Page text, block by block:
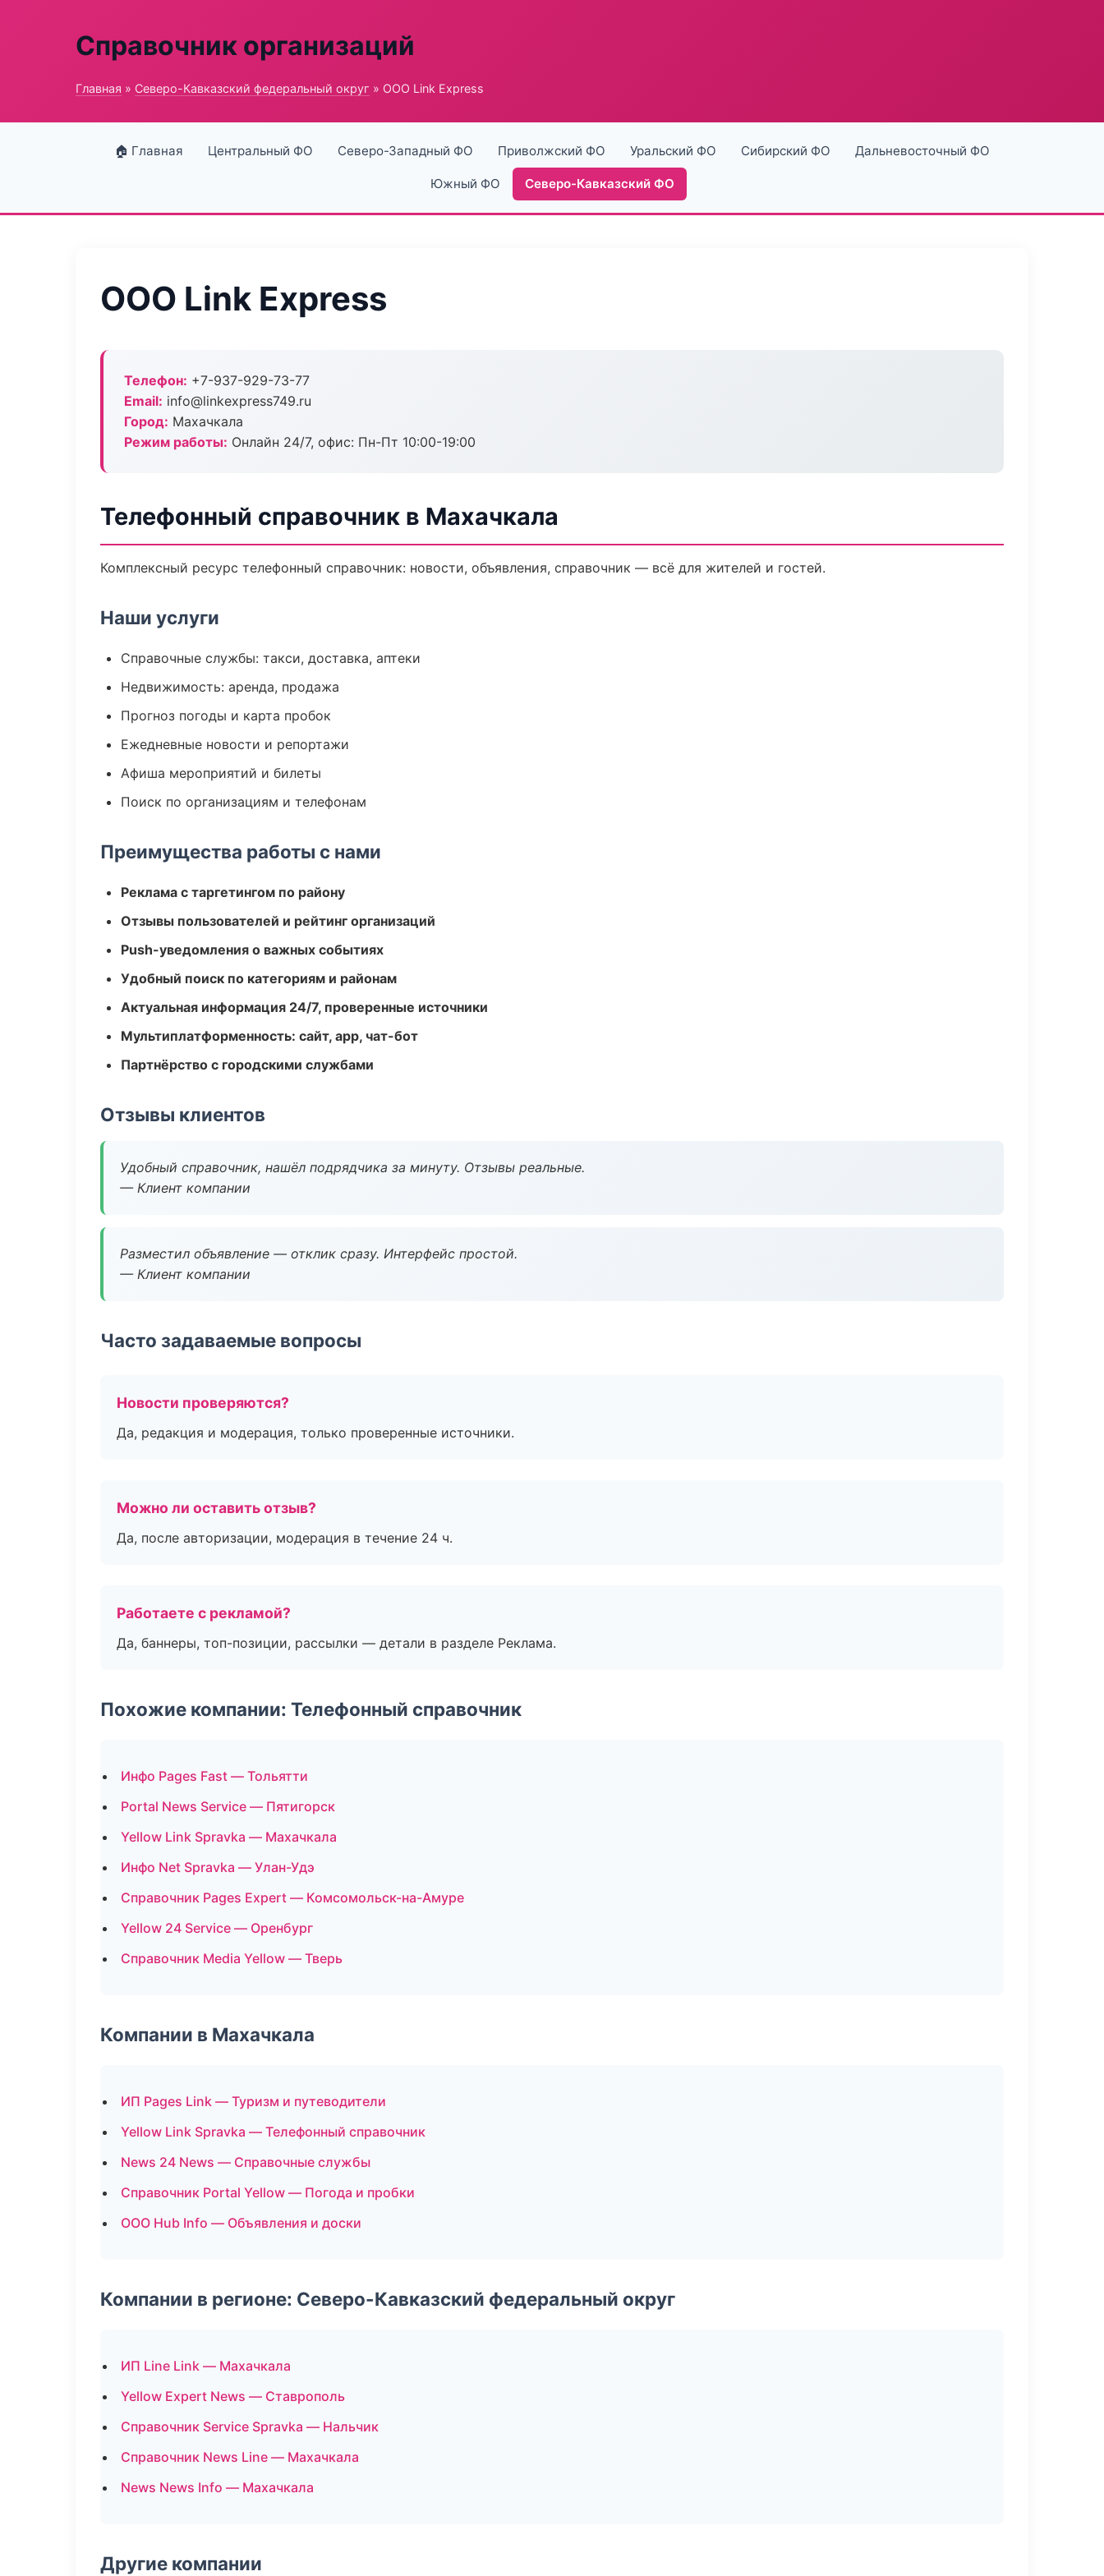
Справочник организаций
Главная » Северо-Кавказский федеральный округ » ООО Link Express
🏠 Главная Центральный ФО Северо-Западный ФО Приволжский ФО Уральский ФО Сибирский ФО Дальневосточный ФО
Южный ФО Северо-Кавказский ФО
ООО Link Express
Телефон: +7-937-929-73-77
Email: info@linkexpress749.ru
Город: Махачкала
Режим работы: Онлайн 24/7, офис: Пн-Пт 10:00-19:00
Телефонный справочник в Махачкала
Комплексный ресурс телефонный справочник: новости, объявления, справочник — всё для жителей и гостей.
Наши услуги
Справочные службы: такси, доставка, аптеки
Недвижимость: аренда, продажа
Прогноз погоды и карта пробок
Ежедневные новости и репортажи
Афиша мероприятий и билеты
Поиск по организациям и телефонам
Преимущества работы с нами
Реклама с таргетингом по району
Отзывы пользователей и рейтинг организаций
Push-уведомления о важных событиях
Удобный поиск по категориям и районам
Актуальная информация 24/7, проверенные источники
Мультиплатформенность: сайт, app, чат-бот
Партнёрство с городскими службами
Отзывы клиентов
Удобный справочник, нашёл подрядчика за минуту. Отзывы реальные.
— Клиент компании
Разместил объявление — отклик сразу. Интерфейс простой.
— Клиент компании
Часто задаваемые вопросы
Новости проверяются?
Да, редакция и модерация, только проверенные источники.
Можно ли оставить отзыв?
Да, после авторизации, модерация в течение 24 ч.
Работаете с рекламой?
Да, баннеры, топ-позиции, рассылки — детали в разделе Реклама.
Похожие компании: Телефонный справочник
Инфо Pages Fast — Тольятти
Portal News Service — Пятигорск
Yellow Link Spravka — Махачкала
Инфо Net Spravka — Улан-Удэ
Справочник Pages Expert — Комсомольск-на-Амуре
Yellow 24 Service — Оренбург
Справочник Media Yellow — Тверь
Компании в Махачкала
ИП Pages Link — Туризм и путеводители
Yellow Link Spravka — Телефонный справочник
News 24 News — Справочные службы
Справочник Portal Yellow — Погода и пробки
ООО Hub Info — Объявления и доски
Компании в регионе: Северо-Кавказский федеральный округ
ИП Line Link — Махачкала
Yellow Expert News — Ставрополь
Справочник Service Spravka — Нальчик
Справочник News Line — Махачкала
News News Info — Махачкала
Другие компании